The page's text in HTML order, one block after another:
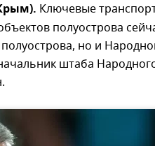
Ключевые
полуострова
но и
штаба